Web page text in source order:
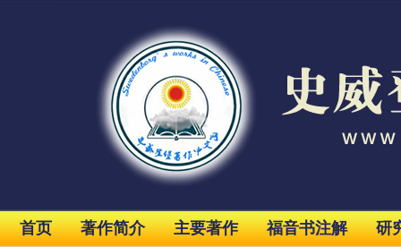
首页 著作简介 主要著作 福音书注解 研